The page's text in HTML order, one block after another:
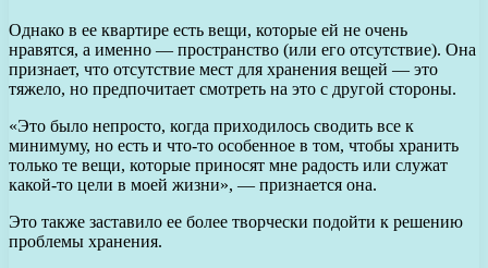
Однако в ее квартире есть вещи, которые ей не очень
нравятся, а именно — пространство (или его отсутствие). Она
признает, что отсутствие мест для хранения вещей — это
тяжело, но предпочитает смотреть на это с другой стороны.
«Это было непросто, когда приходилось сводить все к
минимуму, но есть и что-то особенное в том, чтобы хранить
только те вещи, которые приносят мне радость или служат
какой-то цели в моей жизни», — признается она.
Это также заставило ее более творчески подойти к решению
проблемы хранения.